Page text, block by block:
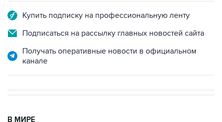
Купить подписку на профессиональную ленту
Подписаться на рассылку главных новостей сайта
Получать оперативные новости в официальном
канале
В МИРЕ